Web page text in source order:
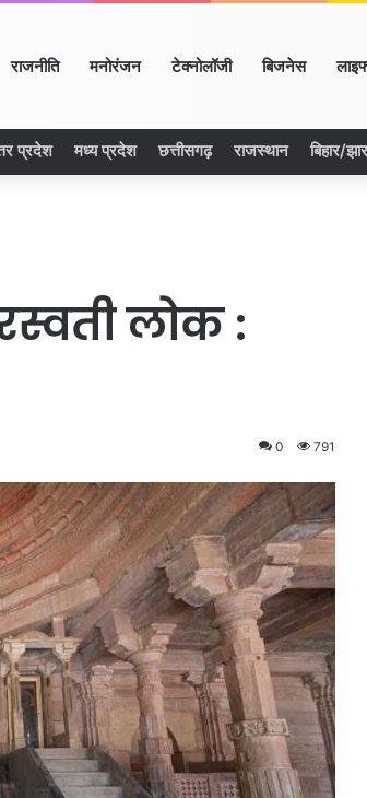
राजनीति मनोरंजन टेक्नोलॉजी बिजनेस
प्रदेश मध्य प्रदेश छत्तीसगढ़ राजस्थान बिहार/
लोक :
0 791